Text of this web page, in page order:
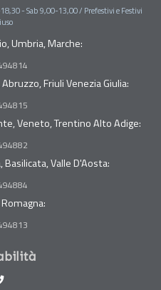
- Sab 9,00-13,00 / Prefestivi e Festivi
Umbria, Marche:
Friuli Venezia Giulia:
Veneto, Trentino Alto Adige:
Basilicata, Valle D'Aosta: